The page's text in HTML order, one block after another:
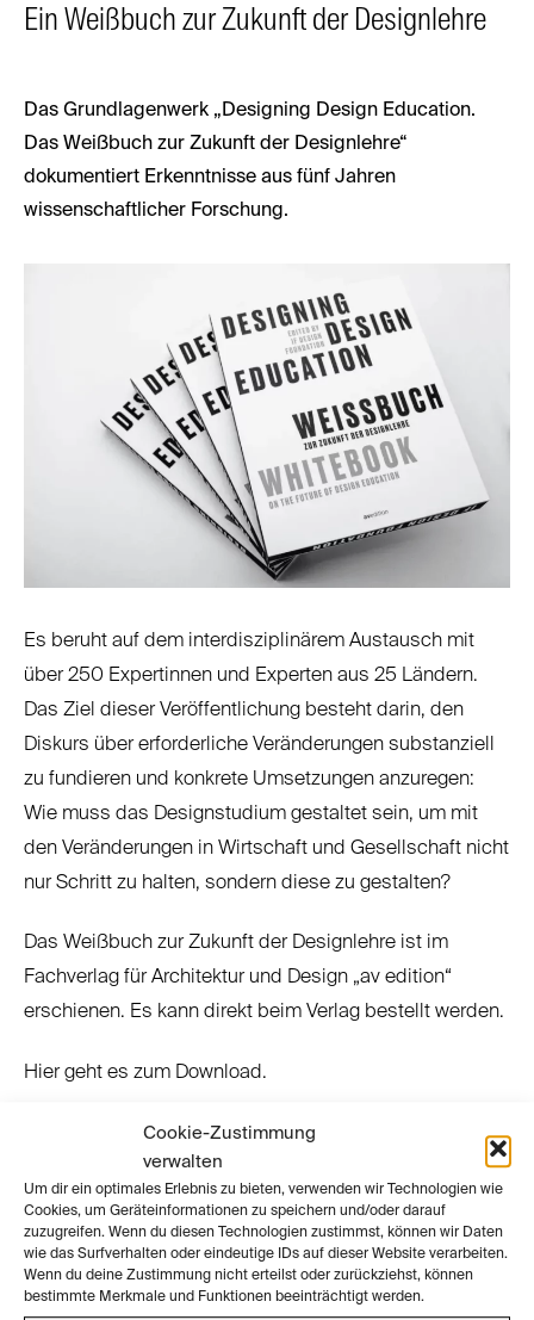
Cookie-Zustimmung
verwalten
Um dir ein optimales Erlebnis zu bieten, verwenden wir Technologien wie
Cookies, um Geräteinformationen zu speichern und/oder darauf
zuzugreifen. Wenn du diesen Technologien zustimmst, können wir Daten
wie das Surfverhalten oder eindeutige IDs auf dieser Website verarbeiten.
Wenn du deine Zustimmung nicht erteilst oder zurückziehst, können
bestimmte Merkmale und Funktionen beeinträchtigt werden.
Ein Weißbuch zur Zukunft der Designlehre
Das Grundlagenwerk „Designing Design Education.
Das Weißbuch zur Zukunft der Designlehre“
dokumentiert Erkenntnisse aus fünf Jahren
wissenschaftlicher Forschung.
Es beruht auf dem interdisziplinärem Austausch mit
über 250 Expertinnen und Experten aus 25 Ländern.
Das Ziel dieser Veröffentlichung besteht darin, den
Diskurs über erforderliche Veränderungen substanziell
zu fundieren und konkrete Umsetzungen anzuregen:
Wie muss das Designstudium gestaltet sein, um mit
den Veränderungen in Wirtschaft und Gesellschaft nicht
nur Schritt zu halten, sondern diese zu gestalten?
Das Weißbuch zur Zukunft der Designlehre ist im
Fachverlag für Architektur und Design „av edition“
erschienen. Es kann direkt beim Verlag bestellt werden.
Hier geht es zum Download.
Inhalt
Vorworte vonUrsula von der Leyen, Präsidentin der
Europäischen Kommission, undDieter Rams
Kernaussagen von 150 Interviews (Studie 2016)